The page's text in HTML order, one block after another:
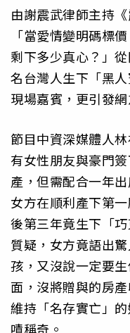
由謝震武律師主持
「當愛情變明碼標
剩下多少真心？」
名台灣人生下「黑
現場嘉賓，更引發網
節目中資深媒體人
有女性朋友與豪門
產，但需配合一年
女方在順利產下第
後第三年竟生下「
質疑，女方竟語出
孩，又沒說一定要
面，沒將贈與的房
維持「名存實亡」
嘖稱奇。